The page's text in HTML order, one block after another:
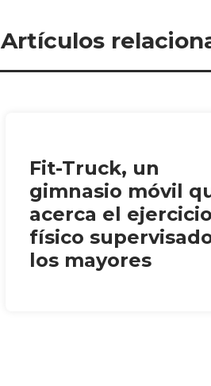
Artículos
Fit-Truck, un
gimnasio móvil
acerca el ejercicio
físico
los mayores